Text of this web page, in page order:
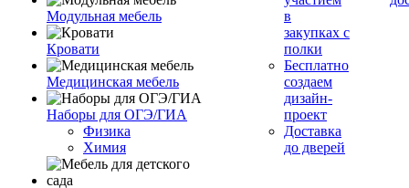
Модульная мебель
Кровати
Медицинская мебель
Наборы для ОГЭ/ГИА
Физика
Химия
в
закупках с
полки
Бесплатно
создаем
дизайн-
проект
Доставка
до дверей